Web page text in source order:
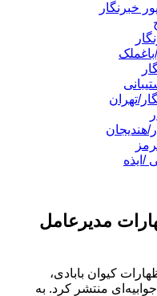
خبرنگار
تهران
هندیجان
/ایذه
مدیرعامل
کیوان بابادی،
منتشر کرد. به